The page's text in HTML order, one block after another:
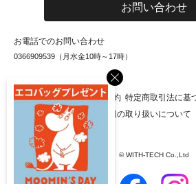
×
お問い合わせ
お電話でのお問い合わせ
0366909539（月水金10時～17時）
お知らせ 会社概要 利用規約 特定商取引法に基
個人情報保護方針 個人情報の取り扱いについて
© WITH-TECH Co.,Ltd